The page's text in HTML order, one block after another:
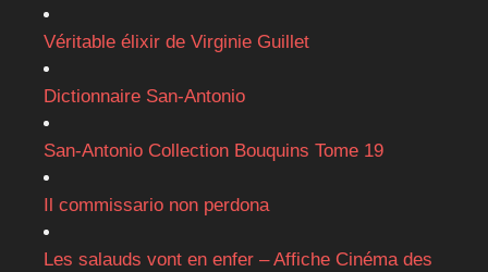
Véritable élixir de Virginie Guillet
Dictionnaire San-Antonio
San-Antonio Collection Bouquins Tome 19
Il commissario non perdona
Les salauds vont en enfer – Affiche Cinéma des